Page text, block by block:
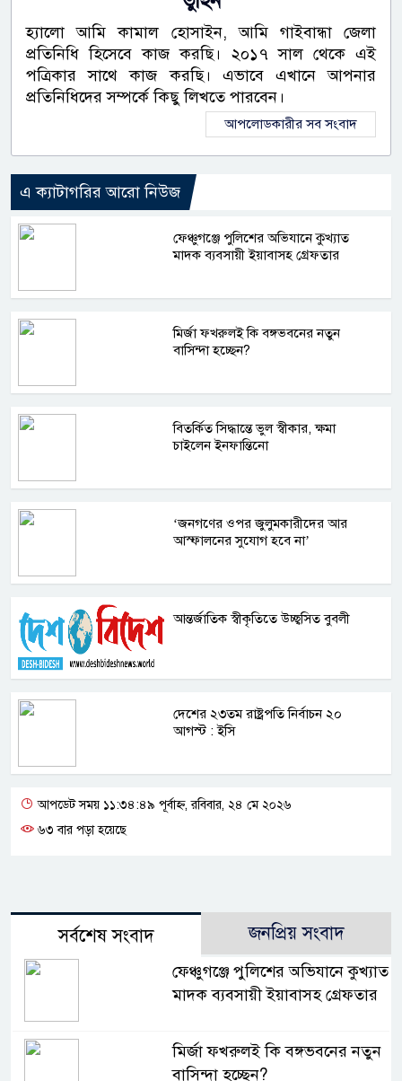
হ্যালো আমি কামাল হোসাইন, আমি গাইবান্ধা জেলা
প্রতিনিধি হিসেবে কাজ করছি। ২০১৭ সাল থেকে এই
পত্রিকার সাথে কাজ করছি। এভাবে এখানে আপনার
প্রতিনিধিদের সম্পর্কে কিছু লিখতে পারবেন।
আপলোডকারীর সব সংবাদ
এ ক্যাটাগরির আরো নিউজ
ফেঞ্চুগঞ্জে পুলিশের অভিযানে কুখ্যাত
মাদক ব্যবসায়ী ইয়াবাসহ গ্রেফতার
মির্জা ফখরুলই কি বঙ্গভবনের নতুন
বাসিন্দা হচ্ছেন?
বিতর্কিত সিদ্ধান্তে ভুল স্বীকার, ক্ষমা
চাইলেন ইনফান্তিনো
‘জনগণের ওপর জুলুমকারীদের আর
আস্ফালনের সুযোগ হবে না’
আন্তর্জাতিক স্বীকৃতিতে উচ্ছ্বসিত বুবলী
দেশের ২৩তম রাষ্ট্রপতি নির্বাচন ২০
আগস্ট : ইসি
আপডেট সময় ১১:৩৪:৪৯ পূর্বাহ্ন, রবিবার, ২৪ মে ২০২৬
৬৩ বার পড়া হয়েছে
সর্বশেষ সংবাদ জনপ্রিয় সংবাদ
ফেঞ্চুগঞ্জে পুলিশের অভিযানে কুখ্যাত
মাদক ব্যবসায়ী ইয়াবাসহ গ্রেফতার
মির্জা ফখরুলই কি বঙ্গভবনের নতুন
বাসিন্দা হচ্ছেন?